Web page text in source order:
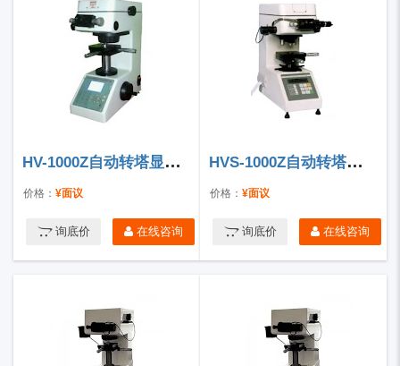
HV-1000Z自动转塔显微硬度计
价格： ¥面议
询底价 在线咨询
HVS-1000Z自动转塔数显显微硬度计
价格： ¥面议
询底价 在线咨询